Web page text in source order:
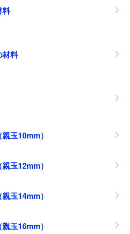
料
材料
玉10mm）
玉12mm）
玉14mm）
玉16mm）